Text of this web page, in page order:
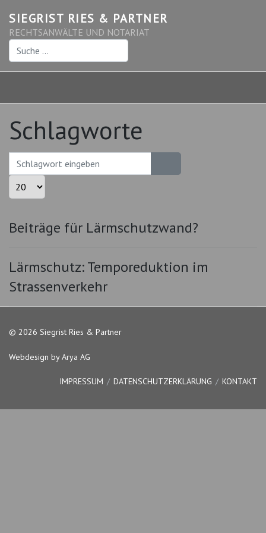
SIEGRIST RIES & PARTNER
RECHTSANWÄLTE UND NOTARIAT
Suchen
Schlagworte
Schlagwort eingeben
Anzeige #
Beiträge für Lärmschutzwand?
Lärmschutz: Temporeduktion im
Strassenverkehr
© 2026 Siegrist Ries & Partner
Webdesign by Arya AG
IMPRESSUM DATENSCHUTZERKLÄRUNG KONTAKT